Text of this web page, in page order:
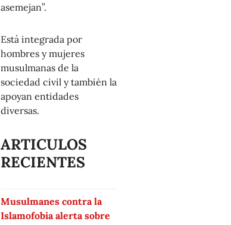
asemejan”.
Está integrada por
hombres y mujeres
musulmanas de la
sociedad civil y también la
apoyan entidades
diversas.
ARTICULOS
RECIENTES
Musulmanes contra la
Islamofobia alerta sobre